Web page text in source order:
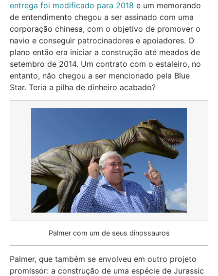
entrega foi modificado para 2018 e um memorando
de entendimento chegou a ser assinado com uma
corporação chinesa, com o objetivo de promover o
navio e conseguir patrocinadores e apoiadores. O
plano então era iniciar a construção até meados de
setembro de 2014. Um contrato com o estaleiro, no
entanto, não chegou a ser mencionado pela Blue
Star. Teria a pilha de dinheiro acabado?
Palmer com um de seus dinossauros
Palmer, que também se envolveu em outro projeto
promissor: a construção de uma espécie de Jurassic